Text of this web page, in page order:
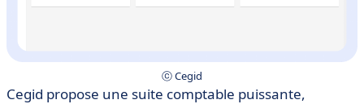
ⓒ Cegid
Cegid propose une suite comptable puissante,